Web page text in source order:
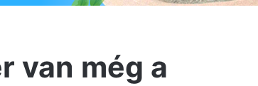
van még a